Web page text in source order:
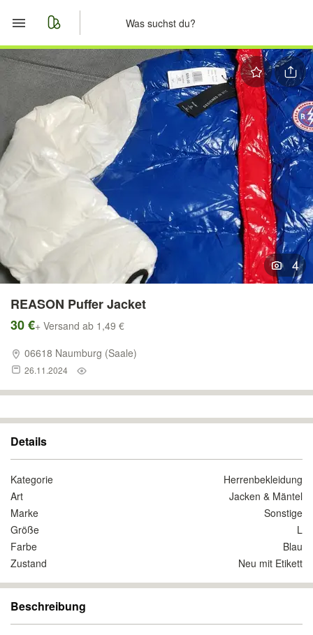
Start
Merkliste
Nachrichten
Anzeige aufgeben
4
REASON Puffer Jacket
30 €+ Versand ab 1,49 €
06618 Naumburg (Saale)
26.11.2024
Details
Kategorie
Herrenbekleidung
Art
Jacken & Mäntel
Marke
Sonstige
Größe
L
Farbe
Blau
Zustand
Neu mit Etikett
Beschreibung